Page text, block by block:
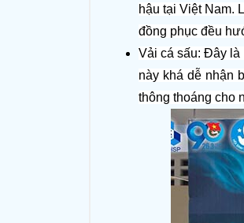
hậu tại Việt Nam.
đồng phục đều
Vải cá sấu: Đây là
này khá dễ nhận
thông thoáng cho